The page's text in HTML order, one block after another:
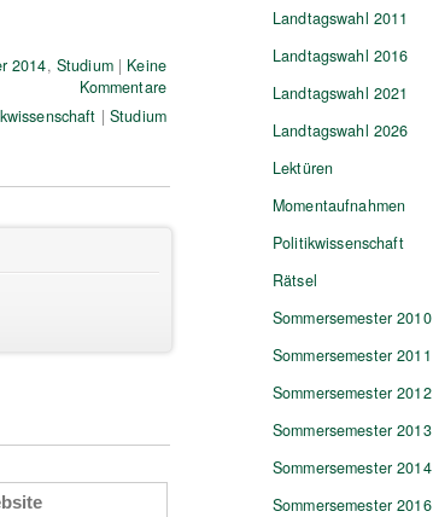
2014, Studium| Keine
Kommentare
|Studium
Landtagswahl 2011
Landtagswahl 2016
Landtagswahl 2021
Landtagswahl 2026
Lektüren
Momentaufnahmen
Politikwissenschaft
Rätsel
Sommersemester 2010
Sommersemester 2011
Sommersemester 2012
Sommersemester 2013
Sommersemester 2014
Sommersemester 2016